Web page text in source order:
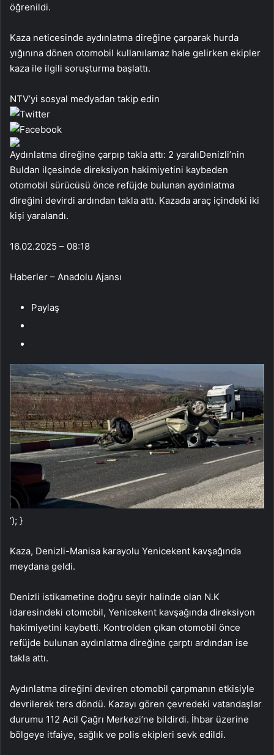
öğrenildi.
Kaza neticesinde aydınlatma direğine çarparak hurda
yığınına dönen otomobil kullanılamaz hale gelirken ekipler
kaza ile ilgili soruşturma başlattı.
NTV’yi sosyal medyadan takip edin
Aydınlatma direğine çarpıp takla attı: 2 yaralıDenizli’nin
Buldan ilçesinde direksiyon hakimiyetini kaybeden
otomobil sürücüsü önce refüjde bulunan aydınlatma
direğini devirdi ardından takla attı. Kazada araç içindeki iki
kişi yaralandı.
16.02.2025 – 08:18
Haberler – Anadolu Ajansı
Paylaş
‘); }
Kaza, Denizli-Manisa karayolu Yenicekent kavşağında
meydana geldi.
Denizli istikametine doğru seyir halinde olan N.K
idaresindeki otomobil, Yenicekent kavşağında direksiyon
hakimiyetini kaybetti. Kontrolden çıkan otomobil önce
refüjde bulunan aydınlatma direğine çarptı ardından ise
takla attı.
Aydınlatma direğini deviren otomobil çarpmanın etkisiyle
devrilerek ters döndü. Kazayı gören çevredeki vatandaşlar
durumu 112 Acil Çağrı Merkezi’ne bildirdi. İhbar üzerine
bölgeye itfaiye, sağlık ve polis ekipleri sevk edildi.